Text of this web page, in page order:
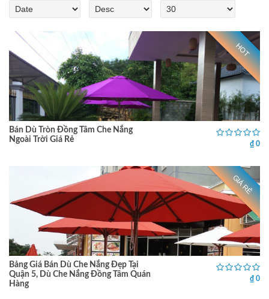
HOT
Bán Dù Tròn Đồng Tâm Che Nắng
Ngoài Trời Giá Rẻ
₫ 0
GIÁ RẺ
Bảng Giá Bán Dù Che Nắng Đẹp Tại
Quận 5, Dù Che Nắng Đồng Tâm Quán
Hàng
₫ 0